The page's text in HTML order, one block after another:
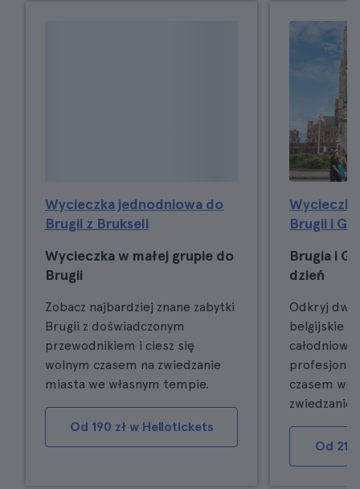
Wycieczka jednodniowa do
Brugii z Brukseli
Wycieczka w małej grupie do
Brugii
Zobacz najbardziej znane zabytki
Brugii z doświadczonym
przewodnikiem i ciesz się
wolnym czasem na zwiedzanie
miasta we własnym tempie.
Od 190 zł w Hellotickets
Brugii i
Brugia i
dzień
Odkryj dwa
belgijskie
czasem
zwiedzanie.
Od